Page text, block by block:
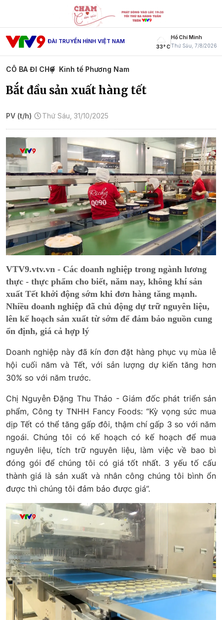
ĐÀI TRUYỀN HÌNH VIỆT NAM
33° C
Hồ Chí Minh
Thứ Sáu, 7/8/2026
CÔ BA ĐI CHỢ Kinh tế Phương Nam
Bắt đầu sản xuất hàng tết
PV (t/h) Thứ Sáu, 31/10/2025
VTV9.vtv.vn - Các doanh nghiệp trong ngành lương
thực - thực phẩm cho biết, năm nay, không khí sản
xuất Tết khởi động sớm khi đơn hàng tăng mạnh.
Nhiều doanh nghiệp đã chủ động dự trữ nguyên liệu,
lên kế hoạch sản xuất từ sớm để đảm bảo nguồn cung
ổn định, giá cả hợp lý
Doanh nghiệp này đã kín đơn đặt hàng phục vụ mùa lễ
hội cuối năm và Tết, với sản lượng dự kiến tăng hơn
30% so với năm trước.
Chị Nguyễn Đặng Thu Thảo - Giám đốc phát triển sản
phẩm, Công ty TNHH Fancy Foods: “Kỳ vọng sức mua
dịp Tết có thể tăng gấp đôi, thậm chí gấp 3 so với năm
ngoái. Chúng tôi có kế hoạch có kế hoạch để mua
nguyên liệu, tích trữ nguyên liệu, làm việc về bao bì
đóng gói để chúng tôi có giá tốt nhất. 3 yếu tố cấu
thành giá là sản xuất và nhân công chúng tôi bình ổn
được thì chúng tôi đảm bảo được giá”.